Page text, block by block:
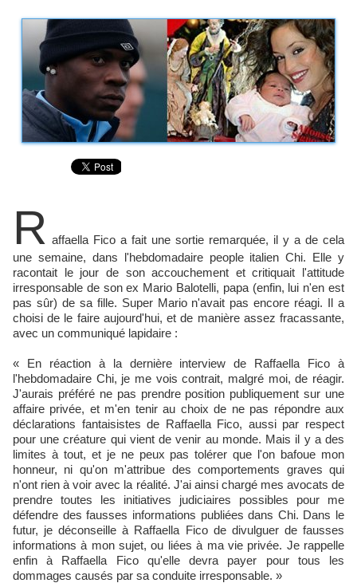
R affaella Fico a fait une sortie remarquée, il y a de cela
une semaine, dans l'hebdomadaire people italien Chi. Elle y
racontait le jour de son accouchement et critiquait l'attitude
irresponsable de son ex Mario Balotelli, papa (enfin, lui n'en est
pas sûr) de sa fille. Super Mario n'avait pas encore réagi. Il a
choisi de le faire aujourd'hui, et de manière assez fracassante,
avec un communiqué lapidaire :
« En réaction à la dernière interview de Raffaella Fico à
l'hebdomadaire Chi, je me vois contrait, malgré moi, de réagir.
J'aurais préféré ne pas prendre position publiquement sur une
affaire privée, et m'en tenir au choix de ne pas répondre aux
déclarations fantaisistes de Raffaella Fico, aussi par respect
pour une créature qui vient de venir au monde. Mais il y a des
limites à tout, et je ne peux pas tolérer que l'on bafoue mon
honneur, ni qu'on m'attribue des comportements graves qui
n'ont rien à voir avec la réalité. J'ai ainsi chargé mes avocats de
prendre toutes les initiatives judiciaires possibles pour me
défendre des fausses informations publiées dans Chi. Dans le
futur, je déconseille à Raffaella Fico de divulguer de fausses
informations à mon sujet, ou liées à ma vie privée. Je rappelle
enfin à Raffaella Fico qu'elle devra payer pour tous les
dommages causés par sa conduite irresponsable. »